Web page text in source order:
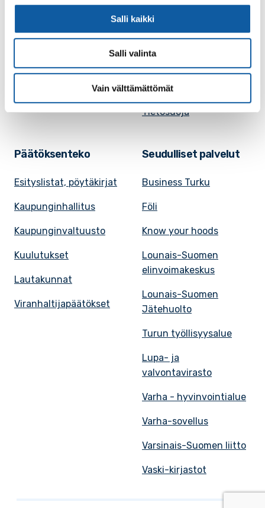
Salli kaikki
Salli valinta
Vain välttämättömät
mobiilisovellus
VisitPaimio
laskut
Kokoustilojen
Saavutettavuusseloste
Tietosuoja
Päätöksenteko
Esityslistat, pöytäkirjat
Kaupunginhallitus
Kaupunginvaltuusto
Kuulutukset
Lautakunnat
Viranhaltijapäätökset
Seudulliset palvelut
Business Turku
Föli
Know your hoods
Lounais-Suomen
elinvoimakeskus
Lounais-Suomen
Jätehuolto
Turun työllisyysalue
Lupa- ja
valvontavirasto
Varha - hyvinvointialue
Varha-sovellus
Varsinais-Suomen liitto
Vaski-kirjastot